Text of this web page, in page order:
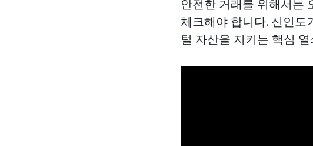
안전한 거래를 위해서는
체크해야 합니다. 신인도
털 자산을 지키는 핵심